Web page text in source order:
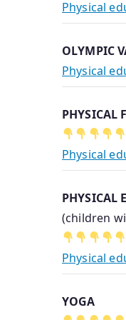
Physical
OLYMPIC
Physical
PHYSICAL
Physical
PHYSICAL
(children
Physical
YOGA